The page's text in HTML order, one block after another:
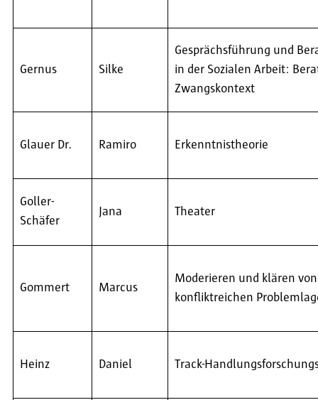
Gernus Silke
Gesprächsführung und
in der Sozialen Arbeit:
Zwangskontext
Glauer Dr. Ramiro Erkenntnistheorie
Goller-
Schäfer
Jana Theater
Gommert Marcus
Moderieren und klären
konfliktreichen
Heinz Daniel Track-